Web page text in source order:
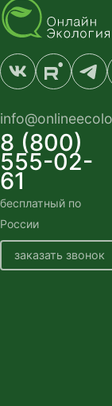
статью 1
внесении
расскажем
8 (800)
555-02-
61
бесплатный по
России
заказать звонок